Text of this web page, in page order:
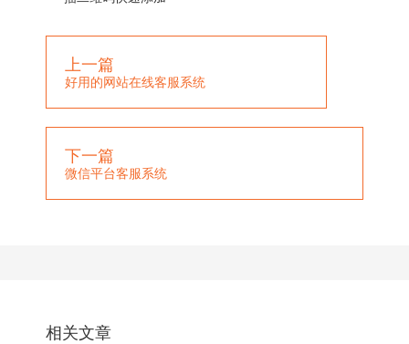
上一篇
好用的网站在线客服系统
下一篇
微信平台客服系统
相关文章